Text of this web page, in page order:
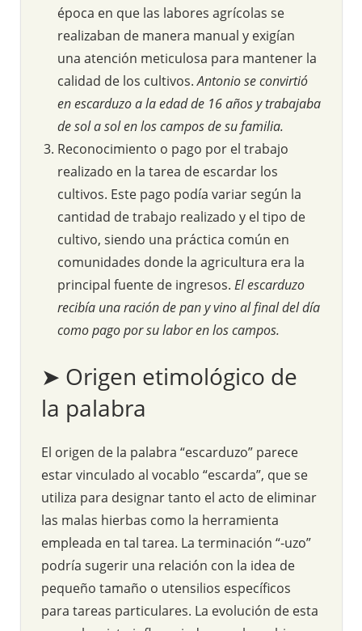
época en que las labores agrícolas se
realizaban de manera manual y exigían
una atención meticulosa para mantener la
calidad de los cultivos.Antonio se convirtió
en escarduzo a la edad de 16 años y trabajaba
de sol a sol en los campos de su familia.
Reconocimiento o pago por el trabajo
realizado en la tarea de escardar los
cultivos. Este pago podía variar según la
cantidad de trabajo realizado y el tipo de
cultivo, siendo una práctica común en
comunidades donde la agricultura era la
principal fuente de ingresos. El escarduzo
recibía una ración de pan y vino al final del día
como pago por su labor en los campos.
➤ Origen etimológico de
la palabra
El origen de la palabra “escarduzo” parece
estar vinculado al vocablo “escarda”, que se
utiliza para designar tanto el acto de eliminar
las malas hierbas como la herramienta
empleada en tal tarea. La terminación “-uzo”
podría sugerir una relación con la idea de
pequeño tamaño o utensilios específicos
para tareas particulares. La evolución de esta